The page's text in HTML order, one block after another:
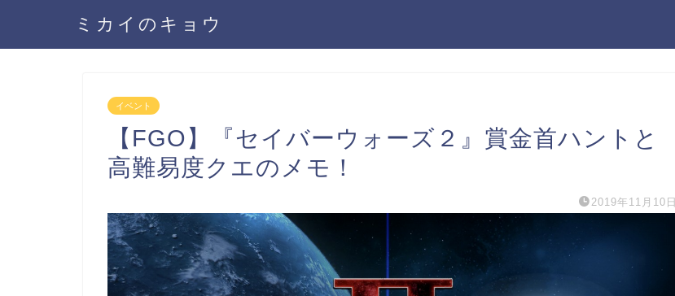
ミカイのキョウ
イベント
【FGO】『セイバーウォーズ２』賞金首ハントと
高難易度クエのメモ！
2019年11月10日